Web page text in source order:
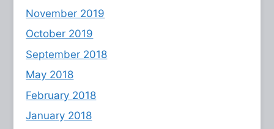
November 2019
October 2019
September 2018
May 2018
February 2018
January 2018